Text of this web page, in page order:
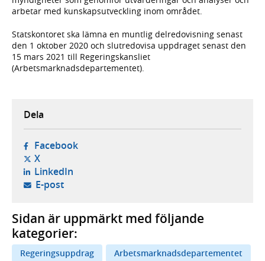
arbetar med kunskapsutveckling inom området.
Statskontoret ska lämna en muntlig delredovisning senast
den 1 oktober 2020 och slutredovisa uppdraget senast den
15 mars 2021 till Regeringskansliet
(Arbetsmarknadsdepartementet).
Dela
Facebook- öppnas i ny flik, extern webbplats,
X- öppnas i ny flik, extern webbplats,
LinkedIn- öppnas i ny flik, extern webbplats,
E-post- öppnar din e-postklient,
Sidan är uppmärkt med följande
kategorier:
Regeringsuppdrag
Arbetsmarknadsdepartementet